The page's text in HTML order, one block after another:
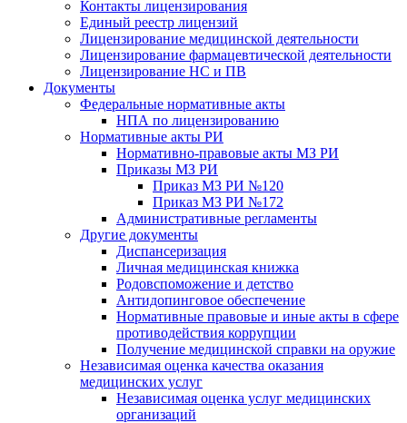
Контакты лицензирования
Единый реестр лицензий
Лицензирование медицинской деятельности
Лицензирование фармацевтической деятельности
Лицензирование НС и ПВ
Документы
Федеральные нормативные акты
НПА по лицензированию
Нормативные акты РИ
Нормативно-правовые акты МЗ РИ
Приказы МЗ РИ
Приказ МЗ РИ №120
Приказ МЗ РИ №172
Административные регламенты
Другие документы
Диспансеризация
Личная медицинская книжка
Родовспоможение и детство
Антидопинговое обеспечение
Нормативные правовые и иные акты в сфере
противодействия коррупции
Получение медицинской справки на оружие
Независимая оценка качества оказания
медицинских услуг
Независимая оценка услуг медицинскиx
организаций